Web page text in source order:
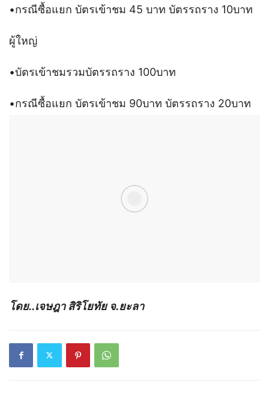
•กรณีซื้อแยก บัตรเข้าชม 45 บาท บัตรรถราง 10บาท
ผู้ใหญ่
•บัตรเข้าชมรวมบัตรรถราง 100บาท
•กรณีซื้อแยก บัตรเข้าชม 90บาท บัตรรถราง 20บาท
โดย..เจษฎา สิริโยทัย จ.ยะลา